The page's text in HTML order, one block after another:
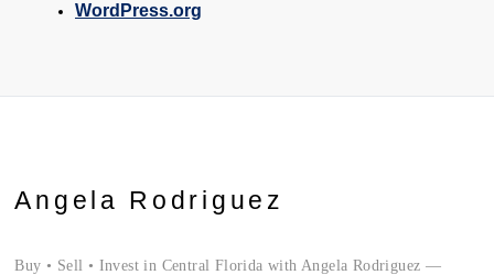
WordPress.org
Angela Rodriguez
Buy • Sell • Invest in Central Florida with Angela Rodriguez —